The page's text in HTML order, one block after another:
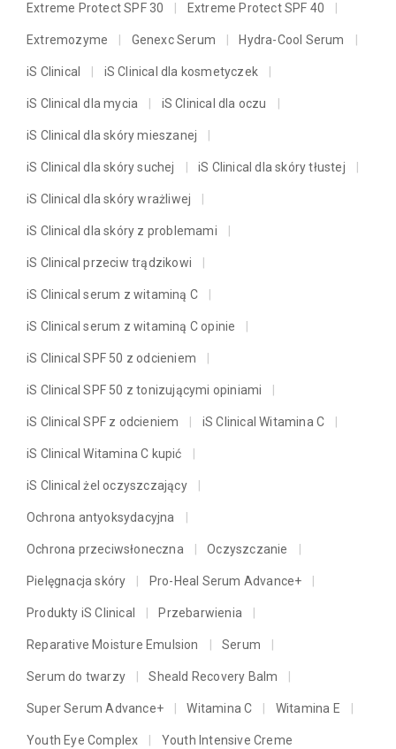
Extreme Protect SPF 30 Extreme Protect SPF 40
Extremozyme Genexc Serum Hydra-Cool Serum
iS Clinical iS Clinical dla kosmetyczek
iS Clinical dla mycia iS Clinical dla oczu
iS Clinical dla skóry mieszanej
iS Clinical dla skóry suchej iS Clinical dla skóry tłustej
iS Clinical dla skóry wrażliwej
iS Clinical dla skóry z problemami
iS Clinical przeciw trądzikowi
iS Clinical serum z witaminą C
iS Clinical serum z witaminą C opinie
iS Clinical SPF 50 z odcieniem
iS Clinical SPF 50 z tonizującymi opiniami
iS Clinical SPF z odcieniem iS Clinical Witamina C
iS Clinical Witamina C kupić
iS Clinical żel oczyszczający
Ochrona antyoksydacyjna
Ochrona przeciwsłoneczna Oczyszczanie
Pielęgnacja skóry Pro-Heal Serum Advance+
Produkty iS Clinical Przebarwienia
Reparative Moisture Emulsion Serum
Serum do twarzy Sheald Recovery Balm
Super Serum Advance+ Witamina C Witamina E
Youth Eye Complex Youth Intensive Creme